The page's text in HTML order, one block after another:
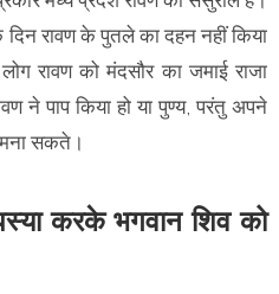
रावण के पुतले का दहन नहीं किया
रावण को मंदसौर का जमाई राजा
ने पाप किया हो या पुण्य, परंतु अपने
मना सकते।
करके भगवान शिव को